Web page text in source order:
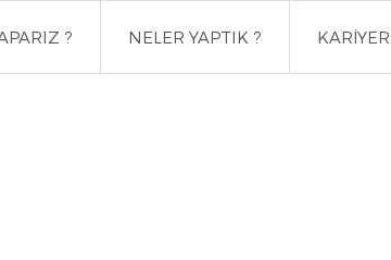
? NELER YAPTIK ? KARİYER